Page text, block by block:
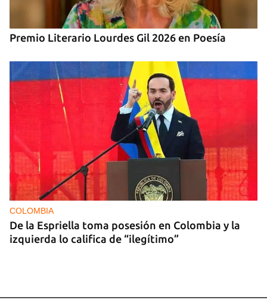
Premio Literario Lourdes Gil 2026 en Poesía
COLOMBIA
De la Espriella toma posesión en Colombia y la
izquierda lo califica de “ilegítimo”